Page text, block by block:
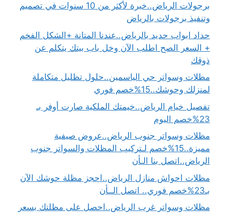
برجولات الرياض..خبرة لأكثر من 10 سنوات في تصميم
وتنفيذ برجولات بالرياض
حداد ابواب حديد بالرياض..عندنا المتانة +الشكل الفخم
+ السعر الصح اطلب الآن وخل باب بيتك يتكلم عن
ذوقك
مظلات وسواتر حي الياسمين..حلول تظليل متكاملة
لمنزلك وحوشك..15%خصم فوري
تفصيل خيام الرياض..خيمتك الملكية صارت أوفر بـ
23%خصم اليوم
مظلات وسواتر جنوب الرياض..عروض صيفية
مميزة..15%خصم لـتركيب المظلات والسواتر جنوب
الرياض..اتصل بنا الـأن
مظلات احواش منازل الرياض..احجز مظلة حوشك الآن
بـ23%خصم فوري.. اتصل الــأن
مظلات وسواتر غرب الرياض..احصل على مظلتك بسعر